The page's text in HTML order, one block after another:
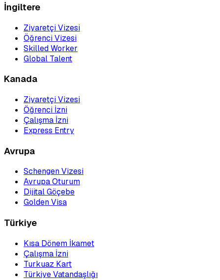
İngiltere
Ziyaretçi Vizesi
Öğrenci Vizesi
Skilled Worker
Global Talent
Kanada
Ziyaretçi Vizesi
Öğrenci İzni
Çalışma İzni
Express Entry
Avrupa
Schengen Vizesi
Avrupa Oturum
Dijital Göçebe
Golden Visa
Türkiye
Kısa Dönem İkamet
Çalışma İzni
Turkuaz Kart
Türkiye Vatandaşlığı